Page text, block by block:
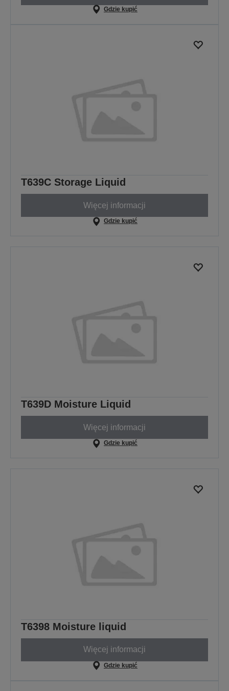
Gdzie kupić
T639C Storage Liquid
Więcej informacji
Gdzie kupić
T639D Moisture Liquid
Więcej informacji
Gdzie kupić
T6398 Moisture liquid
Więcej informacji
Gdzie kupić